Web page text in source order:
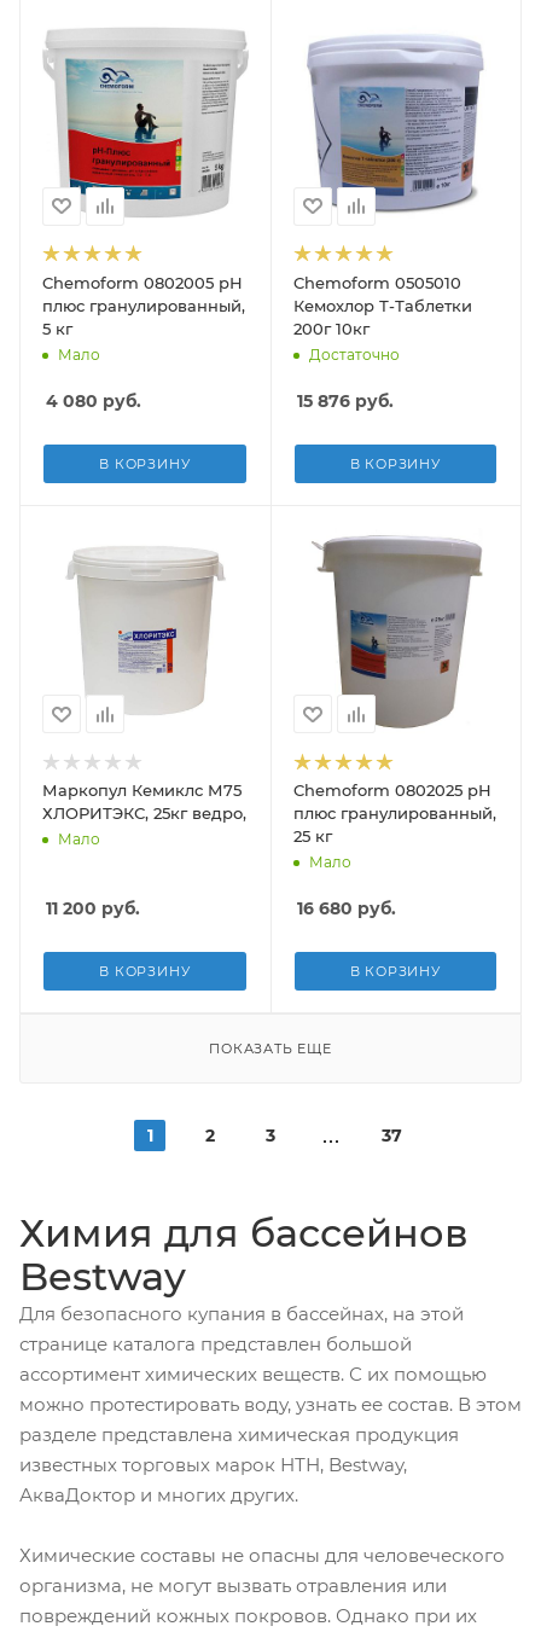
Chemoform 0802005 рН
плюс гранулированный,
5 кг
Мало
4 080 руб.
В КОРЗИНУ
Chemoform 0505010
Кемохлор Т-Таблетки
200г 10кг
Достаточно
15 876руб.
В КОРЗИНУ
Маркопул Кемиклс М75
ХЛОРИТЭКС, 25кг ведро, гранулы для текущей и ударной
Мало
11 200 руб.
В КОРЗИНУ
Chemoform 0802025 рН
плюс гранулированный,
25 кг
Мало
16 680 руб.
В КОРЗИНУ
ПОКАЗАТЬ ЕЩЕ
1 2 3 37
Химия для бассейнов
Bestway
Для безопасного купания в бассейнах, на этой
странице каталога представлен большой
ассортимент химических веществ. С их помощью
можно протестировать воду, узнать ее состав. В этом
разделе представлена химическая продукция
известных торговых марок НТН, Bestway,
АкваДоктор и многих других.
Химические составы не опасны для человеческого
организма, не могут вызвать отравления или
повреждений кожных покровов. Однако при их